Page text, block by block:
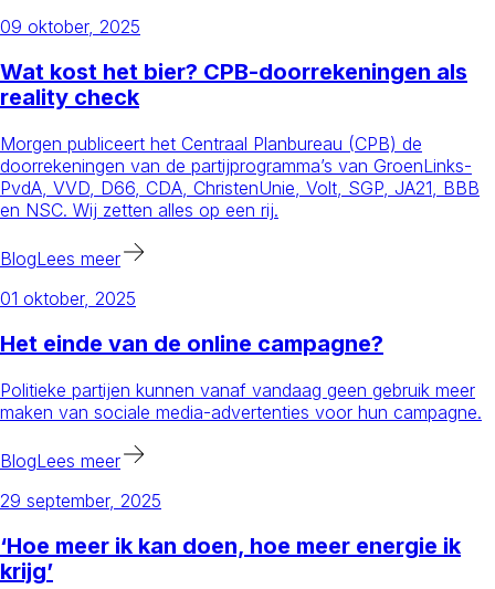
09 oktober, 2025
Wat kost het bier? CPB-doorrekeningen als
reality check
Morgen publiceert het Centraal Planbureau (CPB) de
doorrekeningen van de partijprogramma’s van GroenLinks-
PvdA, VVD, D66, CDA, ChristenUnie, Volt, SGP, JA21, BBB
en NSC. Wij zetten alles op een rij.
BlogLees meer
01 oktober, 2025
Het einde van de online campagne?
Politieke partijen kunnen vanaf vandaag geen gebruik meer
maken van sociale media-advertenties voor hun campagne.
BlogLees meer
29 september, 2025
‘Hoe meer ik kan doen, hoe meer energie ik
krijg’